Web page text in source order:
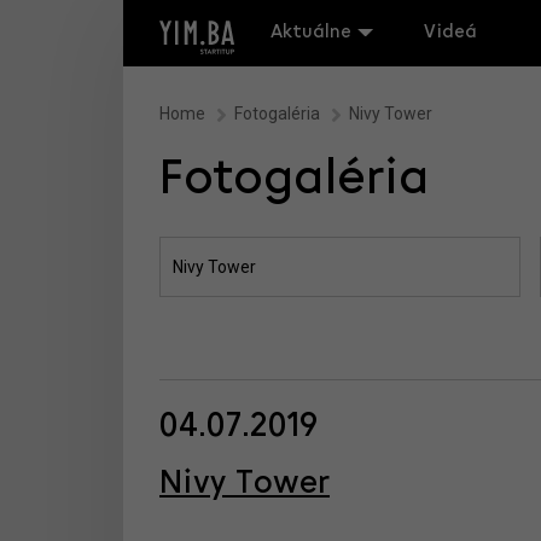
Aktuálne Videá
Home Fotogaléria Nivy Tower
Fotogaléria
04.07.2019
Nivy Tower